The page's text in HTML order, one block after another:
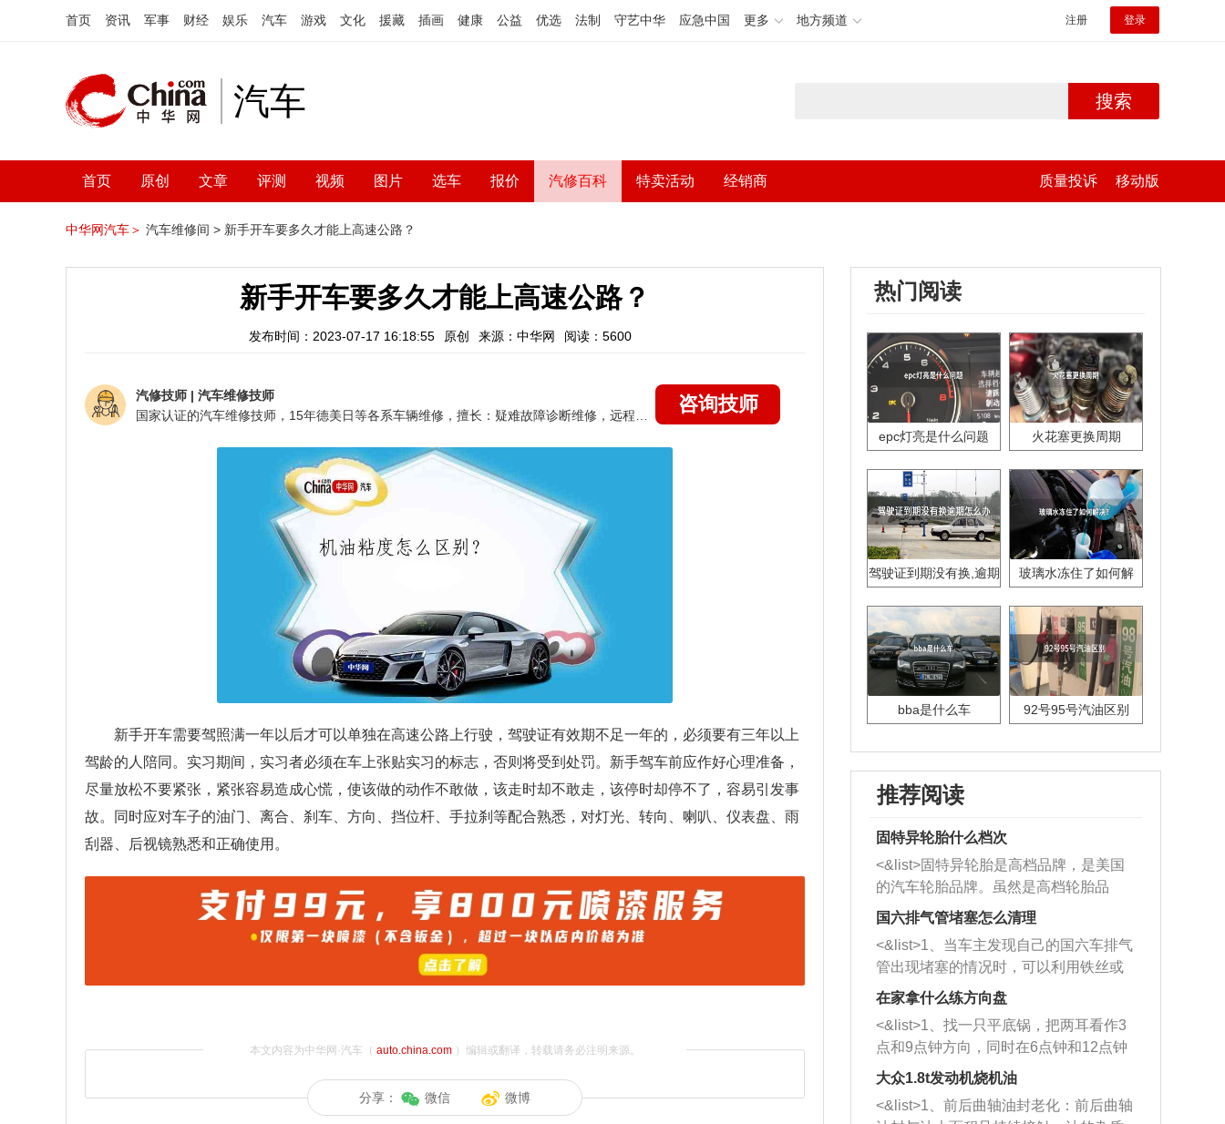
首页 资讯 军事 财经 娱乐 汽车 游戏 文化 援藏 插画 健康 公益 优选 法制 守艺中华 应急中国 更多 地方频道 注册 登录
汽车 搜索
首页 原创 文章 评测 视频 图片 选车 报价 汽修百科 特卖活动 经销商 质量投诉 移动版
中华网汽车＞ 汽车维修间 > 新手开车要多久才能上高速公路？
新手开车要多久才能上高速公路？
发布时间：2023-07-17 16:18:55 原创 来源：中华网 阅读：5600
汽修技师 | 汽车维修技师
咨询技师
新手开车需要驾照满一年以后才可以单独在高速公路上行驶，驾驶证有效期不足一年的，必须要有三年以上
驾龄的人陪同。实习期间，实习者必须在车上张贴实习的标志，否则将受到处罚。新手驾车前应作好心理准备，
尽量放松不要紧张，紧张容易造成心慌，使该做的动作不敢做，该走时却不敢走，该停时却停不了，容易引发事
故。同时应对车子的油门、离合、刹车、方向、挡位杆、手拉刹等配合熟悉，对灯光、转向、喇叭、仪表盘、雨
刮器、后视镜熟悉和正确使用。
本文内容为中华网·汽车（ auto.china.com）编辑或翻译，转载请务必注明来源。
分享： 微信 微博
热门阅读
epc灯亮是什么问题 火花塞更换周期
驾驶证到期没有换,逾期
玻璃水冻住了如何解
bba是什么车 92号95号汽油区别
推荐阅读
固特异轮胎什么档次
<&list>固特异轮胎是高档品牌，是美国
的汽车轮胎品牌。虽然是高档轮胎品
牌，但是中高低端的轮胎都有生产，这
也是为了更好的开拓市场。
国六排气管堵塞怎么清理
<&list>1、当车主发现自己的国六车排气
管出现堵塞的情况时，可以利用铁丝或
者是细棍，直接将杂物给取出来，如果
堵塞情况比较严重，也可以采取应急措
施。 <&list>2、直接利用木棍将所有的
杂物推到排气管里面的位置处，然后将
三元催化器拆解开，就可以将堵塞的东
西取出来。但如果是因为积碳过多引起
的堵塞，就需要将三元催化器泡在草酸
在家拿什么练方向盘
<&list>1、找一只平底锅，把两耳看作3
点和9点钟方向，同时在6点钟和12点钟
方向做一个标记。 <&list>2、双手握住
一圈半的练习，往右同样也要打相同的
大众1.8t发动机烧机油
<&list>1、前后曲轴油封老化：前后曲轴